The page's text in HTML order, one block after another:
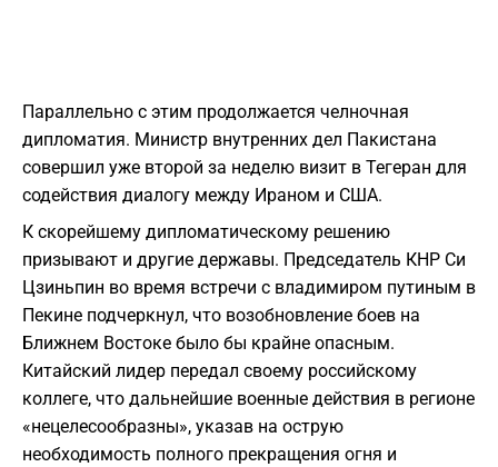
​Параллельно с этим продолжается челночная
дипломатия. Министр внутренних дел Пакистана
совершил уже второй за неделю визит в Тегеран для
содействия диалогу между Ираном и США.
​К скорейшему дипломатическому решению
призывают и другие державы. Председатель КНР Си
Цзиньпин во время встречи с владимиром путиным в
Пекине подчеркнул, что возобновление боев на
Ближнем Востоке было бы крайне опасным.
Китайский лидер передал своему российскому
коллеге, что дальнейшие военные действия в регионе
«нецелесообразны», указав на острую
необходимость полного прекращения огня и